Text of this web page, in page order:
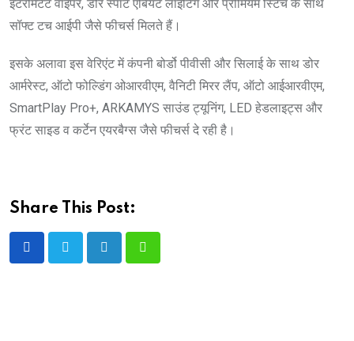
इंटरमिटेंट वाइपर, डोर स्पॉट एंबियंट लाइटिंग और प्रीमियम स्टिच के साथ
सॉफ्ट टच आईपी जैसे फीचर्स मिलते हैं।
इसके अलावा इस वेरिएंट में कंपनी बोर्डो पीवीसी और सिलाई के साथ डोर
आर्मरेस्ट, ऑटो फोल्डिंग ओआरवीएम, वैनिटी मिरर लैंप, ऑटो आईआरवीएम,
SmartPlay Pro+, ARKAMYS साउंड ट्यूनिंग, LED हेडलाइट्स और
फ्रंट साइड व कर्टेन एयरबैग्स जैसे फीचर्स दे रही है।
Share This Post: